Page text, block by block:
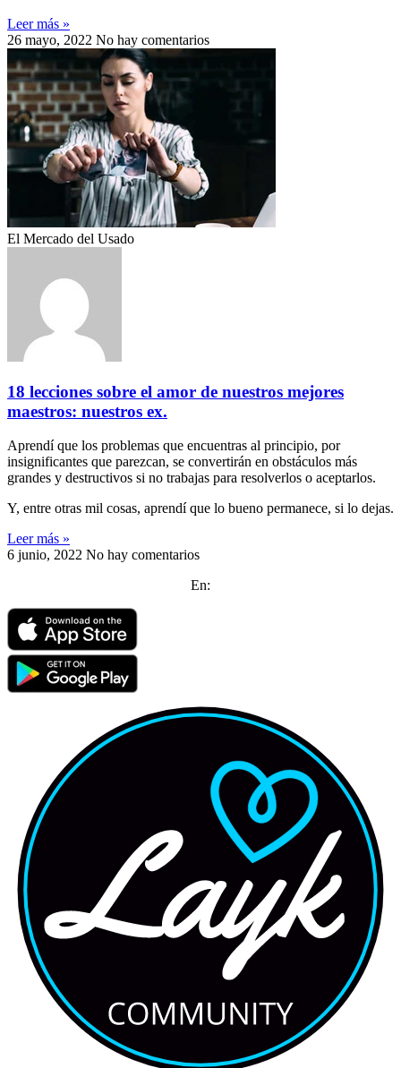
Leer más »
26 mayo, 2022 No hay comentarios
El Mercado del Usado
18 lecciones sobre el amor de nuestros mejores
maestros: nuestros ex.
Aprendí que los problemas que encuentras al principio, por
insignificantes que parezcan, se convertirán en obstáculos más
grandes y destructivos si no trabajas para resolverlos o aceptarlos.
Y, entre otras mil cosas, aprendí que lo bueno permanece, si lo dejas.
Leer más »
6 junio, 2022 No hay comentarios
En: